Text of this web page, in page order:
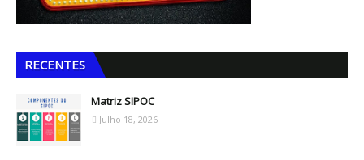
RECENTES
Matriz SIPOC
Julho 18, 2026